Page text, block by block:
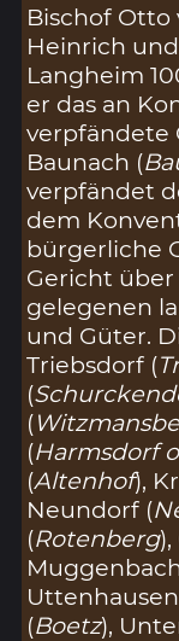
Bischof Otto
Heinrich
Langheim
er das an
verpfändete
Baunach (
verpfändet
dem
bürgerliche
Gericht über
gelegenen
und Güter.
Triebsdorf (
(
(
(Harmsdorf
(Altenhof),
Neundorf (
(Rotenberg
(Boetz),